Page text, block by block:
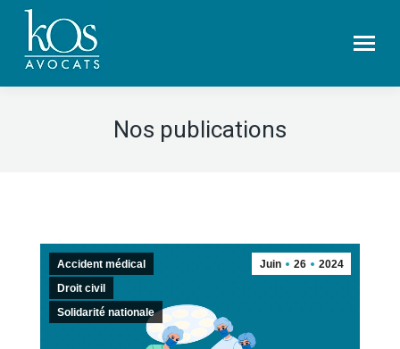
Nos publications
Juin 26 2024
Accident médical
Droit civil
Solidarité nationale